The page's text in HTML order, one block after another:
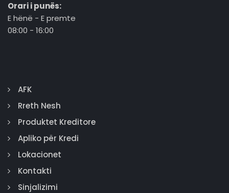
Orari i punës:
E hënë - E premte
08:00 - 16:00
AFK
Rreth Nesh
Produktet Kreditore
Apliko për Kredi
Lokacionet
Kontakti
Sinjalizimi